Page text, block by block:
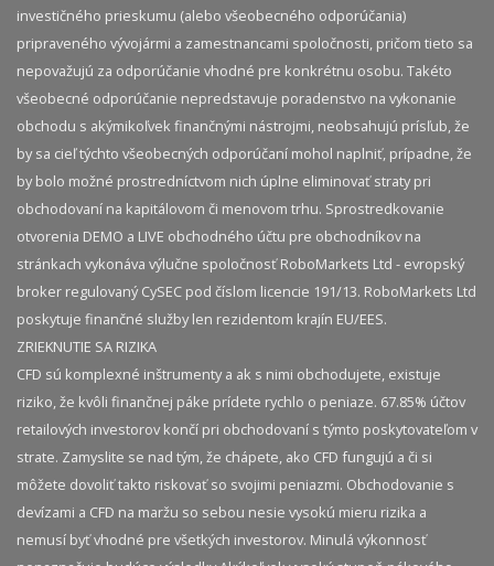
investičného prieskumu (alebo všeobecného odporúčania)
pripraveného vývojármi a zamestnancami spoločnosti, pričom tieto sa
nepovažujú za odporúčanie vhodné pre konkrétnu osobu. Takéto
všeobecné odporúčanie nepredstavuje poradenstvo na vykonanie
obchodu s akýmikoľvek finančnými nástrojmi, neobsahujú prísľub, že
by sa cieľ týchto všeobecných odporúčaní mohol naplniť, prípadne, že
by bolo možné prostredníctvom nich úplne eliminovať straty pri
obchodovaní na kapitálovom či menovom trhu. Sprostredkovanie
otvorenia DEMO a LIVE obchodného účtu pre obchodníkov na
stránkach vykonáva výlučne spoločnosť RoboMarkets Ltd - evropský
broker regulovaný CySEC pod číslom licencie 191/13. RoboMarkets Ltd
poskytuje finančné služby len rezidentom krajín EU/EES.
ZRIEKNUTIE SA RIZIKA
CFD sú komplexné inštrumenty a ak s nimi obchodujete, existuje
riziko, že kvôli finančnej páke prídete rychlo o peniaze. 67.85% účtov
retailových investorov končí pri obchodovaní s týmto poskytovateľom v
strate. Zamyslite se nad tým, že chápete, ako CFD fungujú a či si
môžete dovoliť takto riskovať so svojimi peniazmi. Obchodovanie s
devízami a CFD na maržu so sebou nesie vysokú mieru rizika a
nemusí byť vhodné pre všetkých investorov. Minulá výkonnosť